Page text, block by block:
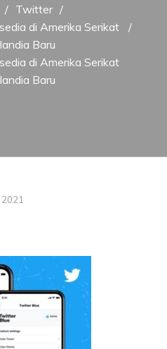
Twitter
di Amerika Serikat
Baru
di Amerika Serikat
Baru